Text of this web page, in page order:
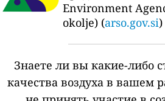
Environment
okolje) (arso.gov.si)
Знаете ли вы какие-либо
качества воздуха в вашем